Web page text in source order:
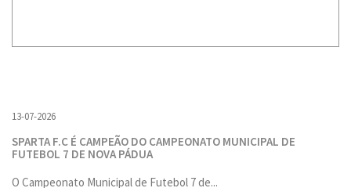
13-07-2026
SPARTA F.C É CAMPEÃO DO CAMPEONATO MUNICIPAL DE
FUTEBOL 7 DE NOVA PÁDUA
O Campeonato Municipal de Futebol 7 de...